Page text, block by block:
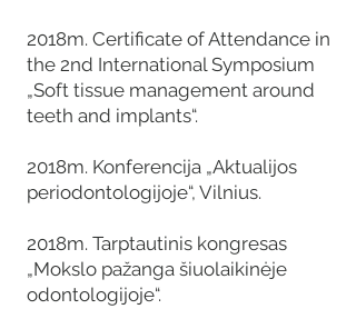
2018m. Certificate of Attendance in
the 2nd International Symposium
„Soft tissue management around
teeth and implants“.
2018m. Konferencija „Aktualijos
periodontologijoje“, Vilnius.
2018m. Tarptautinis kongresas
„Mokslo pažanga šiuolaikinėje
odontologijoje“.